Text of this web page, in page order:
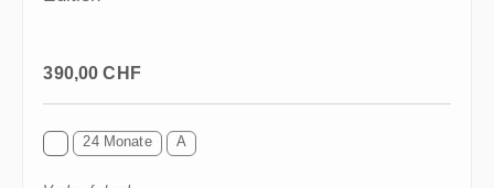
390,00 CHF
24 Monate A
Verkauf durch